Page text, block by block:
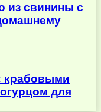
из свинины с
крабовыми
для